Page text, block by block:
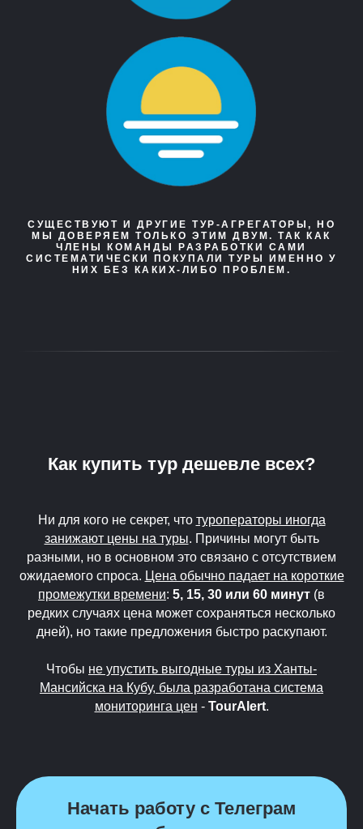
СУЩЕСТВУЮТ И ДРУГИЕ ТУР-АГРЕГАТОРЫ, НО
МЫ ДОВЕРЯЕМ ТОЛЬКО ЭТИМ ДВУМ. ТАК КАК
ЧЛЕНЫ КОМАНДЫ РАЗРАБОТКИ САМИ
СИСТЕМАТИЧЕСКИ ПОКУПАЛИ ТУРЫ ИМЕННО У
НИХ БЕЗ КАКИХ-ЛИБО ПРОБЛЕМ.
Как купить тур дешевле всех?
Ни для кого не секрет, что туроператоры иногда
занижают цены на туры. Причины могут быть
разными, но в основном это связано с отсутствием
ожидаемого спроса. Цена обычно падает на короткие
промежутки времени: 5, 15, 30 или 60 минут (в
редких случаях цена может сохраняться несколько
дней), но такие предложения быстро раскупают.
Чтобы не упустить выгодные туры из Ханты-
Мансийска на Кубу, была разработана система
мониторинга цен - TourAlert.
Начать работу с Телеграм